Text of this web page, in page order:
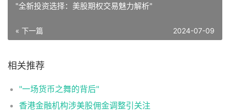
"全新投资选择：美股期权交易魅力解析"
« 下一篇 2024-07-09
相关推荐
"一场货币之舞的背后"
香港金融机构涉美股佣金调整引关注